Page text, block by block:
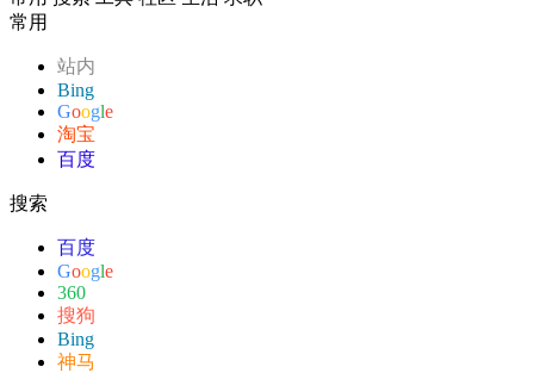
常用
站内
Bing
Google
淘宝
百度
搜索
百度
Google
360
搜狗
Bing
神马